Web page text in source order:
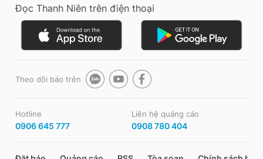
Đọc Thanh Niên trên điện thoại
Theo dõi báo trên
Hotline
0906 645 777
Liên hệ quảng cáo
0908 780 404